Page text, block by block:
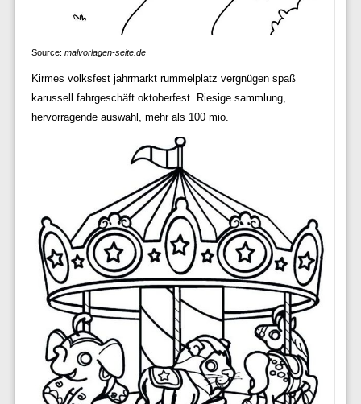
Source: malvorlagen-seite.de
Kirmes volksfest jahrmarkt rummelplatz vergnügen spaß
karussell fahrgeschäft oktoberfest. Riesige sammlung,
hervorragende auswahl, mehr als 100 mio.